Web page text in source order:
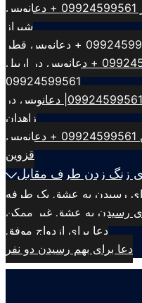
دعانویس در شیراز 09924599561 + دعانویس
شیراز
دعانویس اربیل 09924599561 + دعانویس در اربیل
09924599561
دعانویس زاهدان 09924599561| دعانویس در
زاهدان
دعانویس در قزوین 09924599561 + دعانویس
قزوین
زنگ زدن طرف مقابل
رسیدن به عشق یک طرفه
رسیدن به عشق غیر ممکن
دعا برای ازدواج موفق
دعا برای بهم رسیدن دو نفر